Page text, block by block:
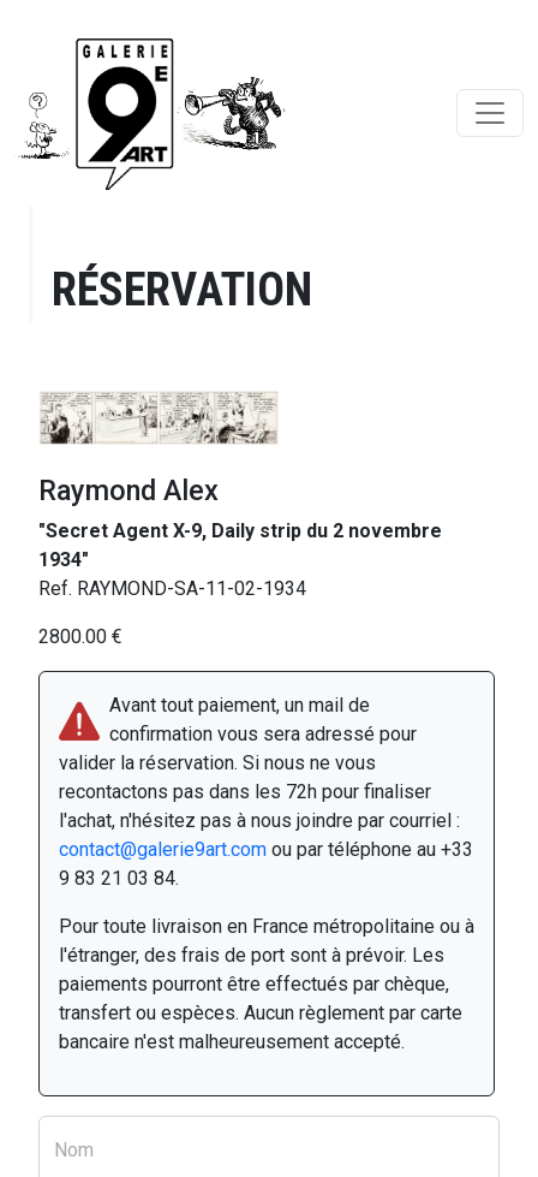
RÉSERVATION
Raymond Alex
"Secret Agent X-9, Daily strip du 2 novembre
1934"
Ref. RAYMOND-SA-11-02-1934
2800.00 €
Avant tout paiement, un mail de
confirmation vous sera adressé pour
valider la réservation. Si nous ne vous
recontactons pas dans les 72h pour finaliser
l'achat, n'hésitez pas à nous joindre par courriel :
contact@galerie9art.com ou par téléphone au +33
9 83 21 03 84.
Pour toute livraison en France métropolitaine ou à
l'étranger, des frais de port sont à prévoir. Les
paiements pourront être effectués par chèque,
transfert ou espèces. Aucun règlement par carte
bancaire n'est malheureusement accepté.
Nom